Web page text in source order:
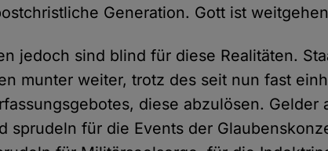
Generation. Gott ist
jedoch sind blind für diese Realitäten.
munter weiter, trotz des seit nun fast
diese abzulösen. Gelder
sprudeln für die Events der